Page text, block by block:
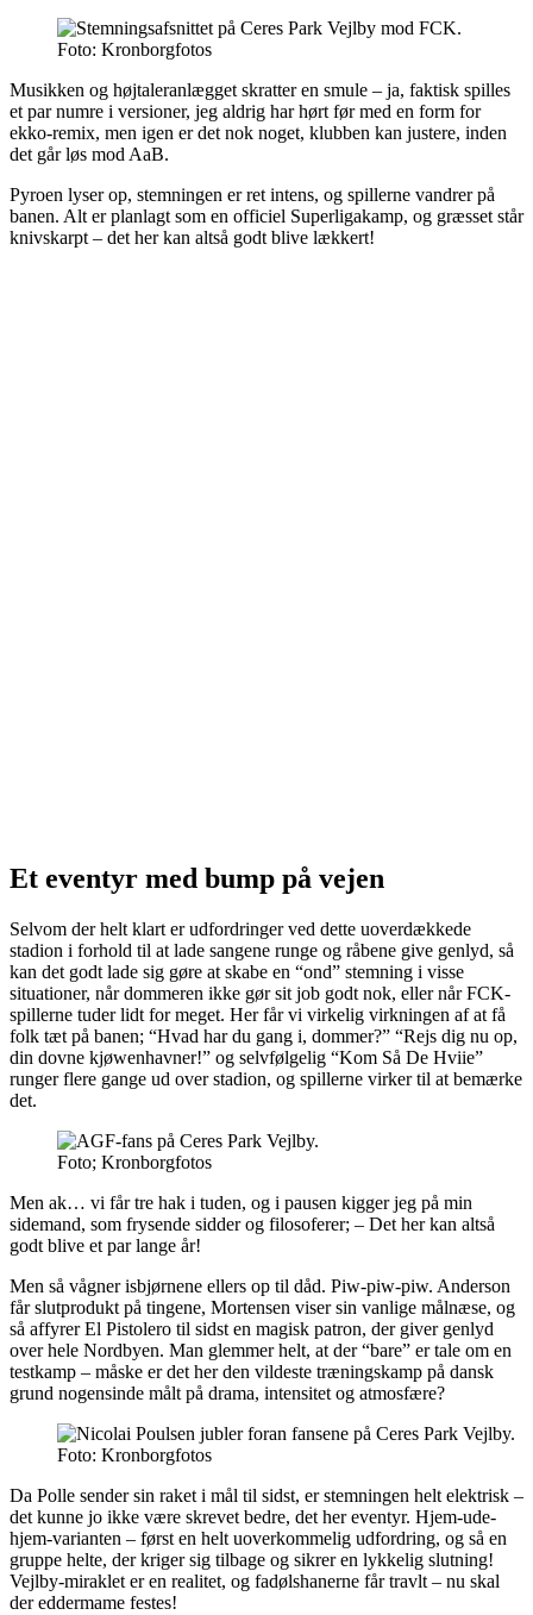
Foto: Kronborgfotos
Musikken og højtaleranlægget skratter en smule – ja, faktisk spilles
et par numre i versioner, jeg aldrig har hørt før med en form for
ekko-remix, men igen er det nok noget, klubben kan justere, inden
det går løs mod AaB.
Pyroen lyser op, stemningen er ret intens, og spillerne vandrer på
banen. Alt er planlagt som en officiel Superligakamp, og græsset står
knivskarpt – det her kan altså godt blive lækkert!
Et eventyr med bump på vejen
Selvom der helt klart er udfordringer ved dette uoverdækkede
stadion i forhold til at lade sangene runge og råbene give genlyd, så
kan det godt lade sig gøre at skabe en “ond” stemning i visse
situationer, når dommeren ikke gør sit job godt nok, eller når FCK-
spillerne tuder lidt for meget. Her får vi virkelig virkningen af at få
folk tæt på banen; “Hvad har du gang i, dommer?” “Rejs dig nu op,
din dovne kjøwenhavner!” og selvfølgelig “Kom Så De Hviie”
runger flere gange ud over stadion, og spillerne virker til at bemærke
det.
Foto; Kronborgfotos
Men ak… vi får tre hak i tuden, og i pausen kigger jeg på min
sidemand, som frysende sidder og filosoferer; – Det her kan altså
godt blive et par lange år!
Men så vågner isbjørnene ellers op til dåd. Piw-piw-piw. Anderson
får slutprodukt på tingene, Mortensen viser sin vanlige målnæse, og
så affyrer El Pistolero til sidst en magisk patron, der giver genlyd
over hele Nordbyen. Man glemmer helt, at der “bare” er tale om en
testkamp – måske er det her den vildeste træningskamp på dansk
grund nogensinde målt på drama, intensitet og atmosfære?
Foto: Kronborgfotos
Da Polle sender sin raket i mål til sidst, er stemningen helt elektrisk –
det kunne jo ikke være skrevet bedre, det her eventyr. Hjem-ude-
hjem-varianten – først en helt uoverkommelig udfordring, og så en
gruppe helte, der kriger sig tilbage og sikrer en lykkelig slutning!
Vejlby-miraklet er en realitet, og fadølshanerne får travlt – nu skal
der eddermame festes!